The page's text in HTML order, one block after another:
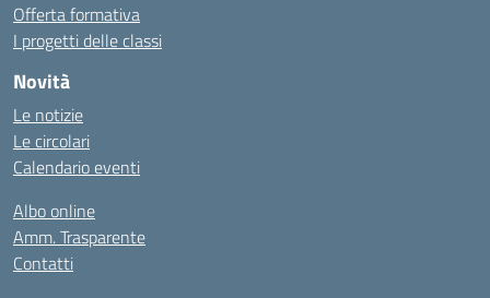
Offerta formativa
I progetti delle classi
Novità
Le notizie
Le circolari
Calendario eventi
Albo online
Amm. Trasparente
Contatti